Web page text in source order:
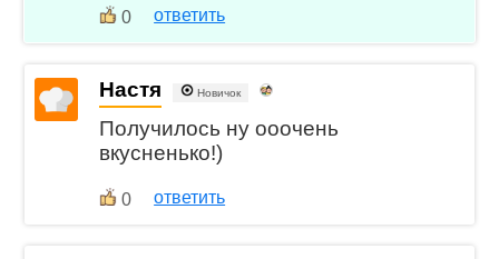
0 ответить
Настя Новичок
Получилось ну ооочень
вкусненько!)
0 ответить